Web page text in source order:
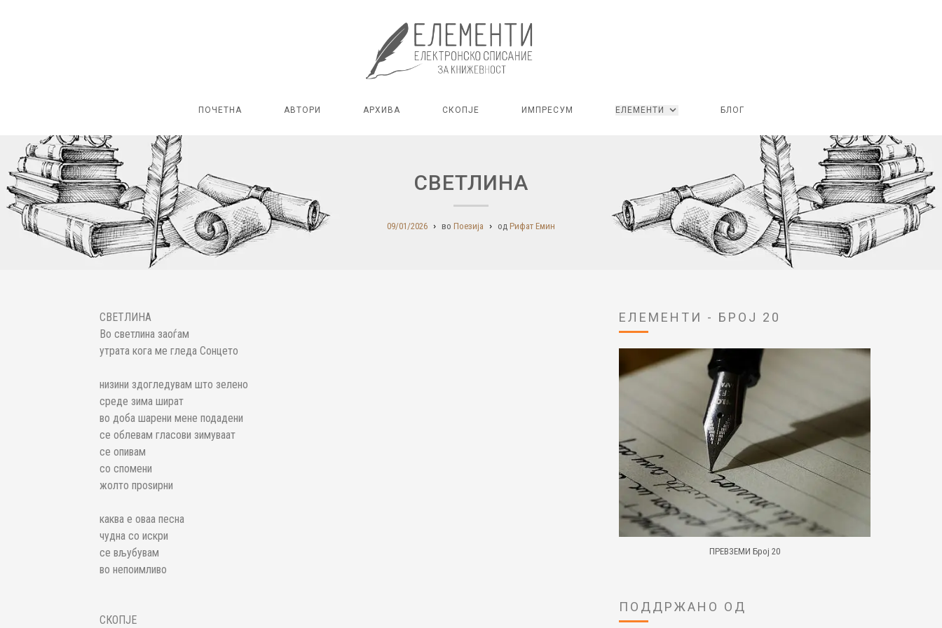
ПОЧЕТНА АВТОРИ АРХИВА СКОПЈЕ ИМПРЕСУМ ЕЛЕМЕНТИ БЛОГ
СВЕТЛИНА
09/01/2026 во Поезија од Рифат Емин
СВЕТЛИНА
Во светлина заоѓам
утрата кога ме гледа Сонцето
низини здогледувам што зелено
среде зима шират
во доба шарени мене подадени
се облевам гласови зимуваат
се опивам
со спомени
жолто проѕирни
каква е оваа песна
чудна со искри
се вљубувам
во непоимливо
СКОПЈЕ
ЕЛЕМЕНТИ - БРОЈ 20
ПРЕВЗЕМИ Број 20
ПОДДРЖАНО ОД